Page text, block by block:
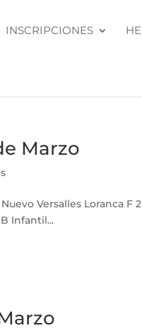
INSCRIPCIONES
Marzo
Versalles Loranca F
Infantil...